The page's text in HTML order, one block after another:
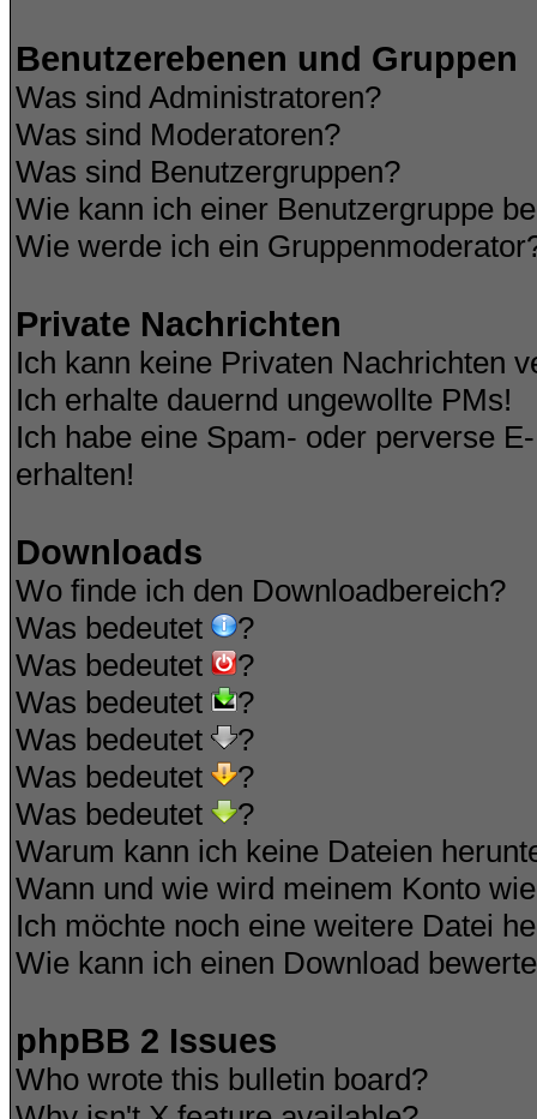
Benutzerebenen und Gruppen
Was sind Administratoren?
Was sind Moderatoren?
Was sind Benutzergruppen?
Wie kann ich einer Benutzergruppe
Wie werde ich ein
Private Nachrichten
Ich kann keine Privaten Nachrichten
Ich erhalte dauernd ungewollte PMs!
Ich habe eine Spam- oder perverse
erhalten!
Downloads
Wo finde ich den Downloadbereich?
Was bedeutet
?
Was bedeutet
?
Was bedeutet
?
Was bedeutet
?
Was bedeutet
?
Was bedeutet
?
Warum kann ich keine Dateien
Wann und wie wird meinem Konto
Ich möchte noch eine weitere Datei
Wie kann ich einen Download
phpBB 2 Issues
Who wrote this bulletin board?